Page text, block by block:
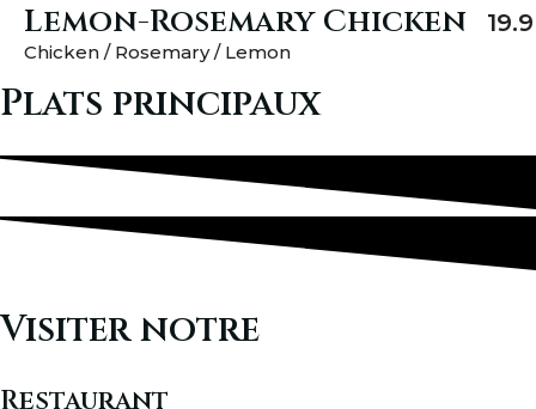
Lemon-Rosemary Chicken 19.9
Chicken / Rosemary / Lemon
Plats principaux
Visiter notre
Restaurant